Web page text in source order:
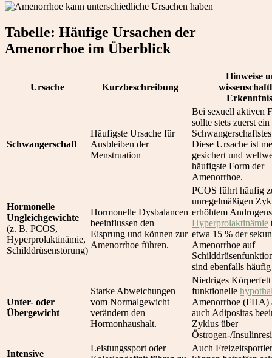
Tabelle: Häufige Ursachen der
Amenorrhoe im Überblick
Ursache Kurzbeschreibung
Hinweise
Schwangerschaft
Häufigste Ursache für
Ausbleiben der
Menstruation
Bei sexuell aktiven
sollte stets zuerst ein
Diese Ursache ist
gesichert und
häufigste Form der
Amenorrhoe.
Hormonelle
Ungleichgewichte
(z. B. PCOS,
Hyperprolaktinämie,
Schilddrüsenstörung)
Hormonelle Dysbalancen
beeinflussen den
Eisprung und können zur
Amenorrhoe führen.
PCOS führt häufig
unregelmäßigen
erhöhtem
Hyperprolaktinämie
etwa 15 % der
Amenorrhoe auf
sind ebenfalls
Unter- oder
Übergewicht
Starke Abweichungen
vom Normalgewicht
verändern den
Hormonhaushalt.
Niedriges
funktionelle
Amenorrhoe (FHA)
auch Adipositas
Zyklus über
Östrogen-/
Intensive
Leistungssport oder
Auch